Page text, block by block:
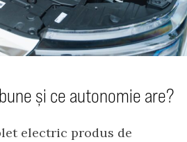
și ce autonomie are?
electric produs de